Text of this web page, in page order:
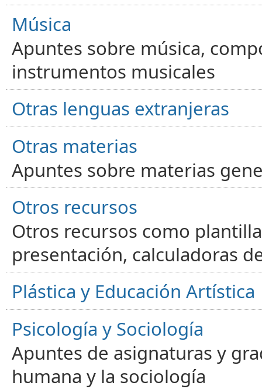
Música
Apuntes sobre música,
instrumentos musicales
Otras lenguas extranjeras
Otras materias
Apuntes sobre materias
Otros recursos
Otros recursos como
presentación, calculadoras
Plástica y Educación Artística
Psicología y Sociología
Apuntes de asignaturas y
humana y la sociología